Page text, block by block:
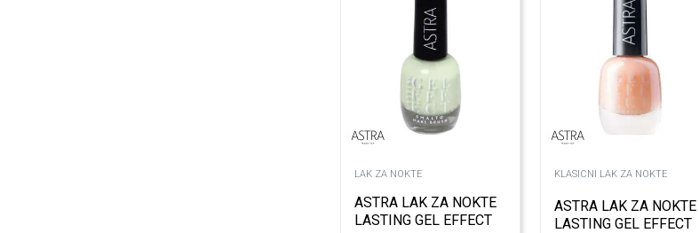
LAK ZA NOKTE
ASTRA LAK ZA NOKTE
LASTING GEL EFFECT
KLASICNI LAK ZA NOKTE
ASTRA LAK ZA NOKTE
LASTING GEL EFFECT